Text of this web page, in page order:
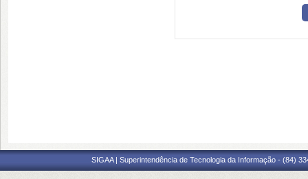
SIGAA | Superintendência de Tecnologia da Informação - (84)